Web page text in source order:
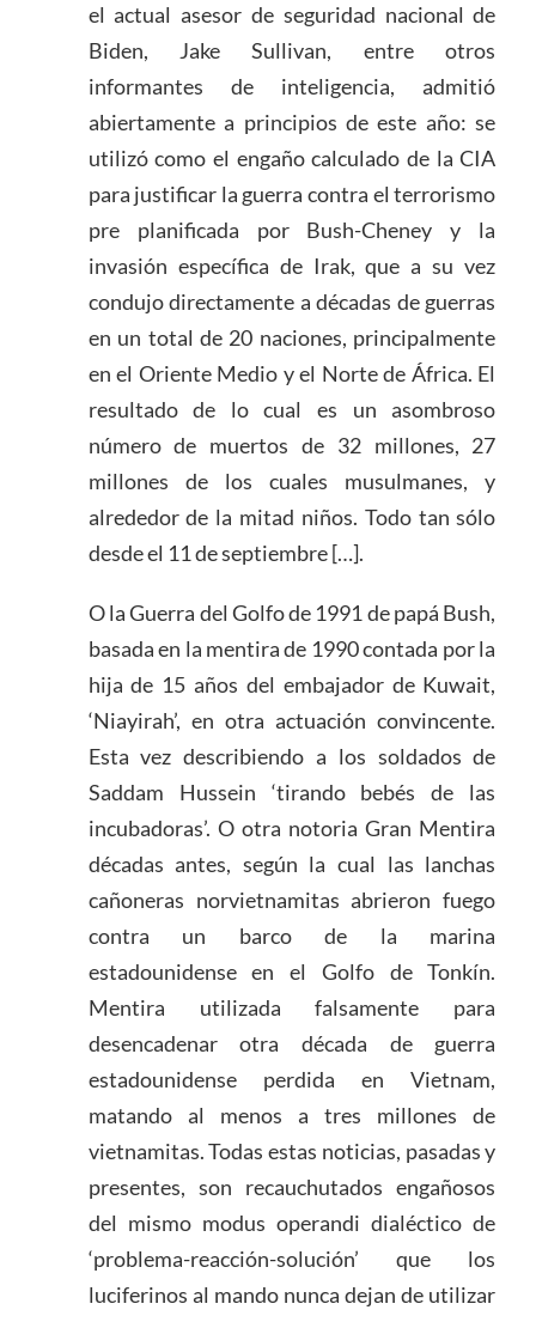
el actual asesor de seguridad nacional de
Biden, Jake Sullivan, entre otros
informantes de inteligencia, admitió
abiertamente a principios de este año: se
utilizó como el engaño calculado de la CIA
para justificar la guerra contra el terrorismo
pre planificada por Bush-Cheney y la
invasión específica de Irak, que a su vez
condujo directamente a décadas de guerras
en un total de 20 naciones, principalmente
en el Oriente Medio y el Norte de África. El
resultado de lo cual es un asombroso
número de muertos de 32 millones, 27
millones de los cuales musulmanes, y
alrededor de la mitad niños. Todo tan sólo
desde el 11 de septiembre […].
O la Guerra del Golfo de 1991 de papá Bush,
basada en la mentira de 1990 contada por la
hija de 15 años del embajador de Kuwait,
‘Niayirah’, en otra actuación convincente.
Esta vez describiendo a los soldados de
Saddam Hussein ‘tirando bebés de las
incubadoras’. O otra notoria Gran Mentira
décadas antes, según la cual las lanchas
cañoneras norvietnamitas abrieron fuego
contra un barco de la marina
estadounidense en el Golfo de Tonkín.
Mentira utilizada falsamente para
desencadenar otra década de guerra
estadounidense perdida en Vietnam,
matando al menos a tres millones de
vietnamitas. Todas estas noticias, pasadas y
presentes, son recauchutados engañosos
del mismo modus operandi dialéctico de
‘problema-reacción-solución’ que los
luciferinos al mando nunca dejan de utilizar